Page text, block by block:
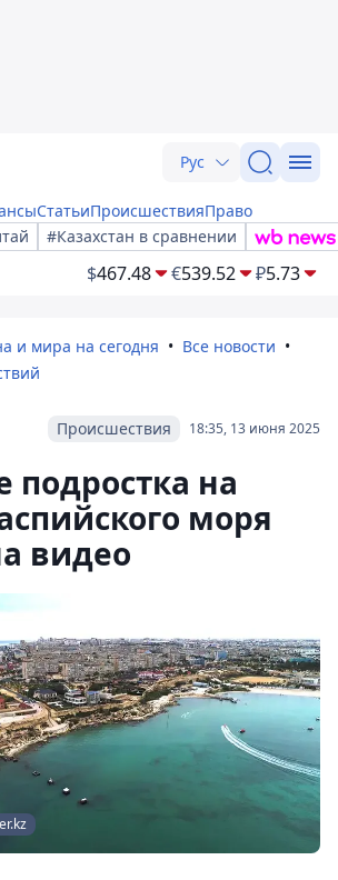
Рус
СтатьиПроисшествияПраво
#Казахстан в сравнении
$467.48 €539.52 ₽5.73
и мира на сегодня
Все новости
18:35, 13 июня 2025
Происшествия
подростка на
моря
видео